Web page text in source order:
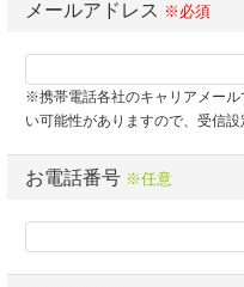
メールアドレス ※必須
※携帯電話各社のキャリアメー
い可能性がありますので、受信設
お電話番号 ※任意